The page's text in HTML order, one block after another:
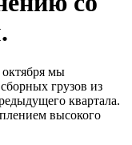
мы
грузов из
квартала.
высокого